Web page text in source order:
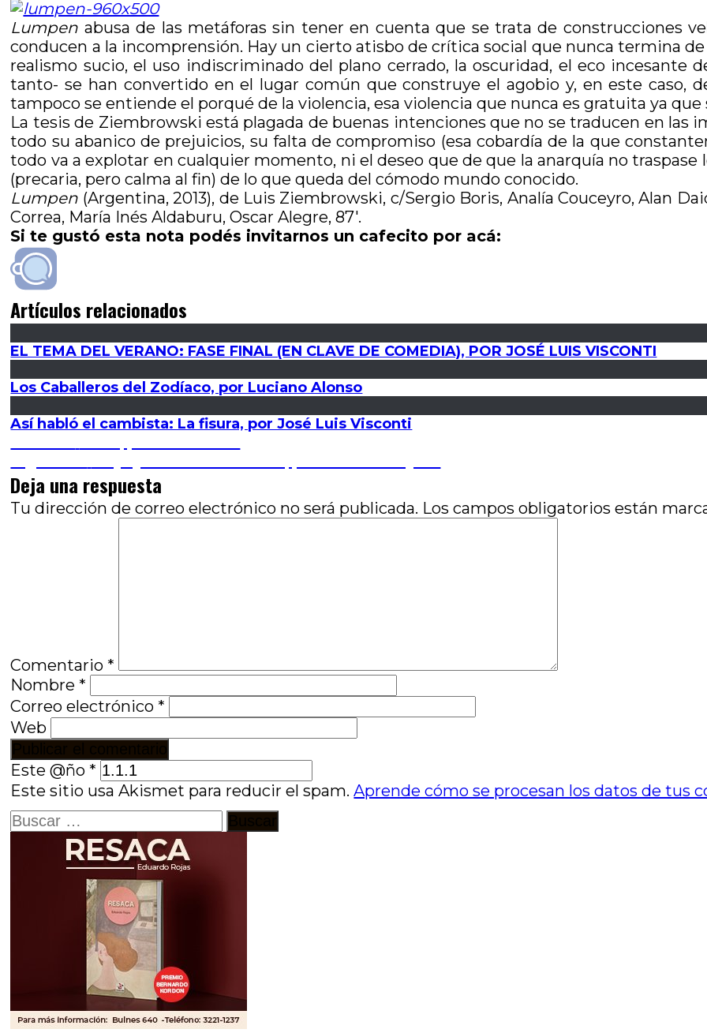
Lumpen abusa de las metáforas sin tener en cuenta que se trata de construcciones
conducen a la incomprensión. Hay un cierto atisbo de crítica social que nunca termina
realismo sucio, el uso indiscriminado del plano cerrado, la oscuridad, el eco incesante
tanto- se han convertido en el lugar común que construye el agobio y, en este caso,
tampoco se entiende el porqué de la violencia, esa violencia que nunca es gratuita ya
La tesis de Ziembrowski está plagada de buenas intenciones que no se traducen en las
todo su abanico de prejuicios, su falta de compromiso (esa cobardía de la que
todo va a explotar en cualquier momento, ni el deseo que de que la anarquía no
(precaria, pero calma al fin) de lo que queda del cómodo mundo conocido.
Lumpen (Argentina, 2013), de Luis Ziembrowski, c/Sergio Boris, Analía Couceyro, Alan
Correa, María Inés Aldaburu, Oscar Alegre, 87′.
Si te gustó esta nota podés invitarnos un cafecito por acá:
Artículos relacionados
EL TEMA DEL VERANO: FASE FINAL (EN CLAVE DE COMEDIA), POR JOSÉ LUIS VISCONTI
Los Caballeros del Zodíaco, por Luciano Alonso
Así habló el cambista: La fisura, por José Luis Visconti
Navegación
de
entradas
siguiente:
Deja una respuesta
Tu dirección de correo electrónico no será publicada. Los campos obligatorios están
Comentario *
Nombre *
Correo electrónico *
Web
Este @ño *
Este sitio usa Akismet para reducir el spam.Aprende cómo se procesan los datos de tus
Buscar: